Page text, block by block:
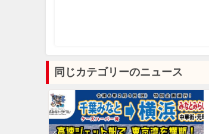
同じカテゴリーのニュース